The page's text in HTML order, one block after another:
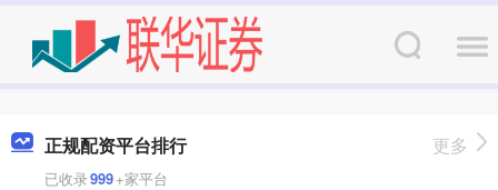
正规配资平台排行
已收录999+家平台
更多